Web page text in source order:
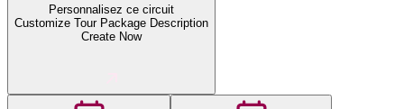
Personnalisez ce circuit
Customize Tour Package Description
Create Now